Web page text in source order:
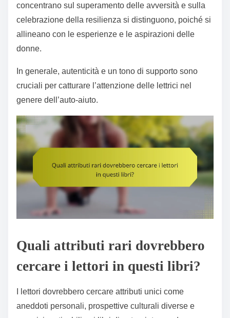
concentrano sul superamento delle avversità e sulla
celebrazione della resilienza si distinguono, poiché si
allineano con le esperienze e le aspirazioni delle
donne.
In generale, autenticità e un tono di supporto sono
cruciali per catturare l’attenzione delle lettrici nel
genere dell’auto-aiuto.
Quali attributi rari dovrebbero
cercare i lettori in questi libri?
I lettori dovrebbero cercare attributi unici come
aneddoti personali, prospettive culturali diverse e